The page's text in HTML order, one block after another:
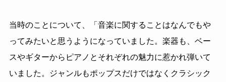
当時のことについて、「音楽に関することはなんでもや
ってみたいと思うようになっていました。楽器も、ベー
スやギターからピアノとそれぞれの魅力に惹かれ弾いて
いました。ジャンルもポップスだけではなくクラシック